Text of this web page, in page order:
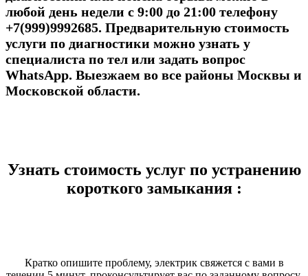
любой день недели с 9:00 до 21:00 телефону
+7(999)9992685. Предварительную стоимость
услуги по диагностики можно узнать у
специалиста по тел или задать вопрос
WhatsApp. Выезжаем во все районы Москвы и
Московской области.
Узнать стоимость услуг по устранению
короткого замыкания :
Кратко опишите проблему, электрик свяжется с вами в